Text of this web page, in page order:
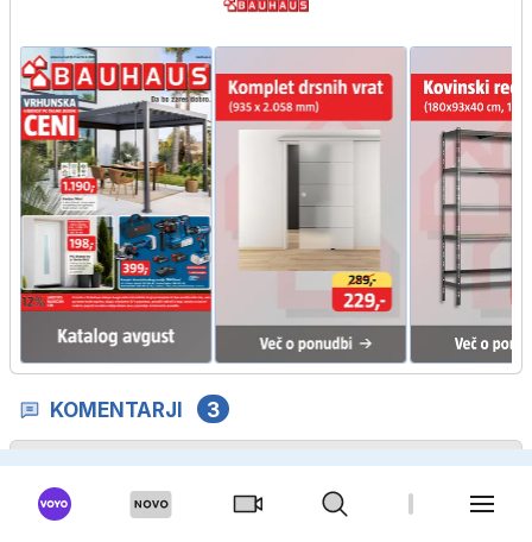
KOMENTARJI 3
kazensko odgovoren za javno spodbujanje sovraštva,
nasilja ali nestrpnosti.